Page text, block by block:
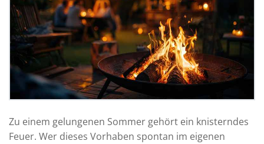
Zu einem gelungenen Sommer gehört ein knisterndes
Feuer. Wer dieses Vorhaben spontan im eigenen